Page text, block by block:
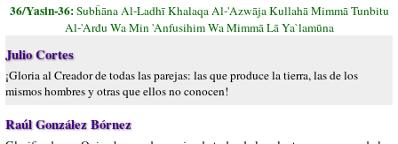
36/Yasin-36:Subĥāna Al-Ladhī Khalaqa Al-'Azwāja Kullahā Mimmā Tunbitu
Al-'Arđu Wa Min 'Anfusihim Wa Mimmā Lā Ya`lamūna
Julio Cortes
¡Gloria al Creador de todas las parejas: las que produce la tierra, las de los
mismos hombres y otras que ellos no conocen!
Raúl González Bórnez